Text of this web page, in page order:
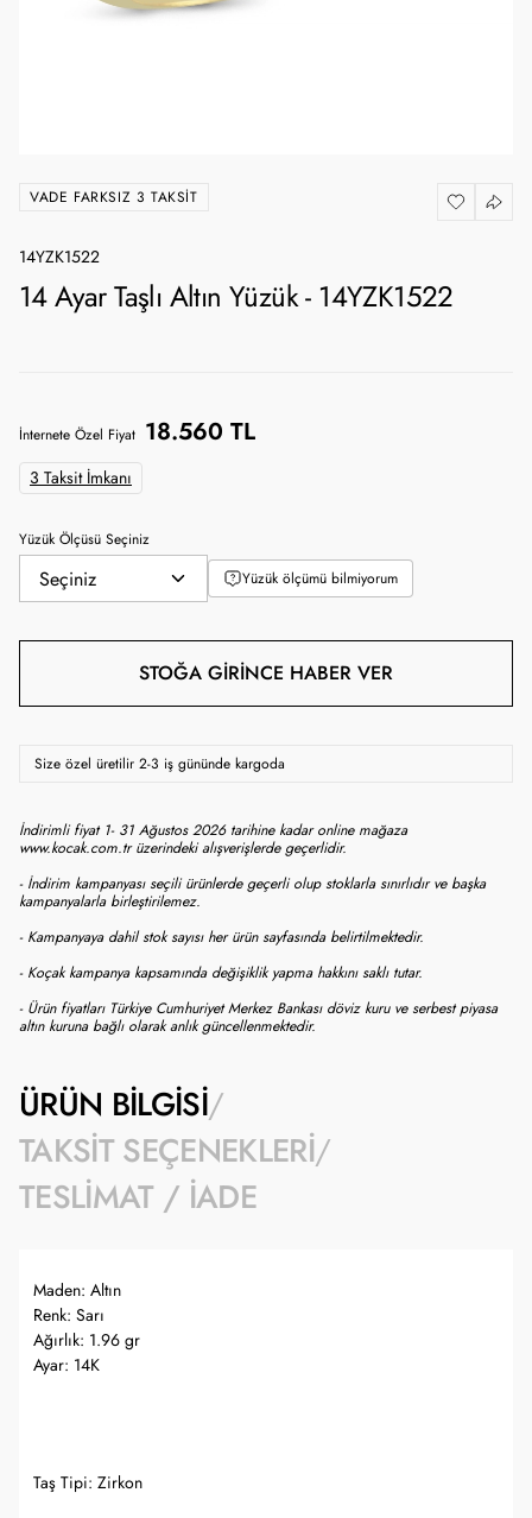
VADE FARKSIZ 3 TAKSIT
14YZK1522
14 Ayar Taşlı Altın Yüzük - 14YZK1522
İnternete Özel Fiyat 18.560 TL
3 Taksit İmkanı
Yüzük Ölçüsü Seçiniz
Yüzük ölçümü bilmiyorum
STOĞA GIRINCE HABER VER
Size özel üretilir 2-3 iş gününde kargoda
İndirimli fiyat 1- 31 Ağustos 2026 tarihine kadar online mağaza
www.kocak.com.tr üzerindeki alışverişlerde geçerlidir.
- İndirim kampanyası seçili ürünlerde geçerli olup stoklarla sınırlıdır ve başka
kampanyalarla birleştirilemez.
- Kampanyaya dahil stok sayısı her ürün sayfasında belirtilmektedir.
- Koçak kampanya kapsamında değişiklik yapma hakkını saklı tutar.
- Ürün fiyatları Türkiye Cumhuriyet Merkez Bankası döviz kuru ve serbest piyasa
altın kuruna bağlı olarak anlık güncellenmektedir.
ÜRÜN BILGISI
TAKSIT SEÇENEKLERI
TESLIMAT / İADE
Maden: Altın
Renk: Sarı
Ağırlık: 1.96 gr
Ayar: 14K
Taş Tipi: Zirkon